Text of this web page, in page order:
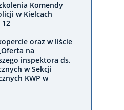
Komendy
w Kielcach
12
oraz w liście
na
inspektora ds.
w Sekcji
KWP w